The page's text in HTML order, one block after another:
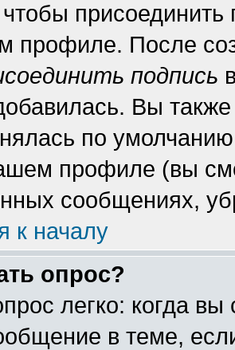
профиле. После
подпись
Вы
по
профиле (вы
сообщениях,
к началу
опрос?
легко: когда
в теме,